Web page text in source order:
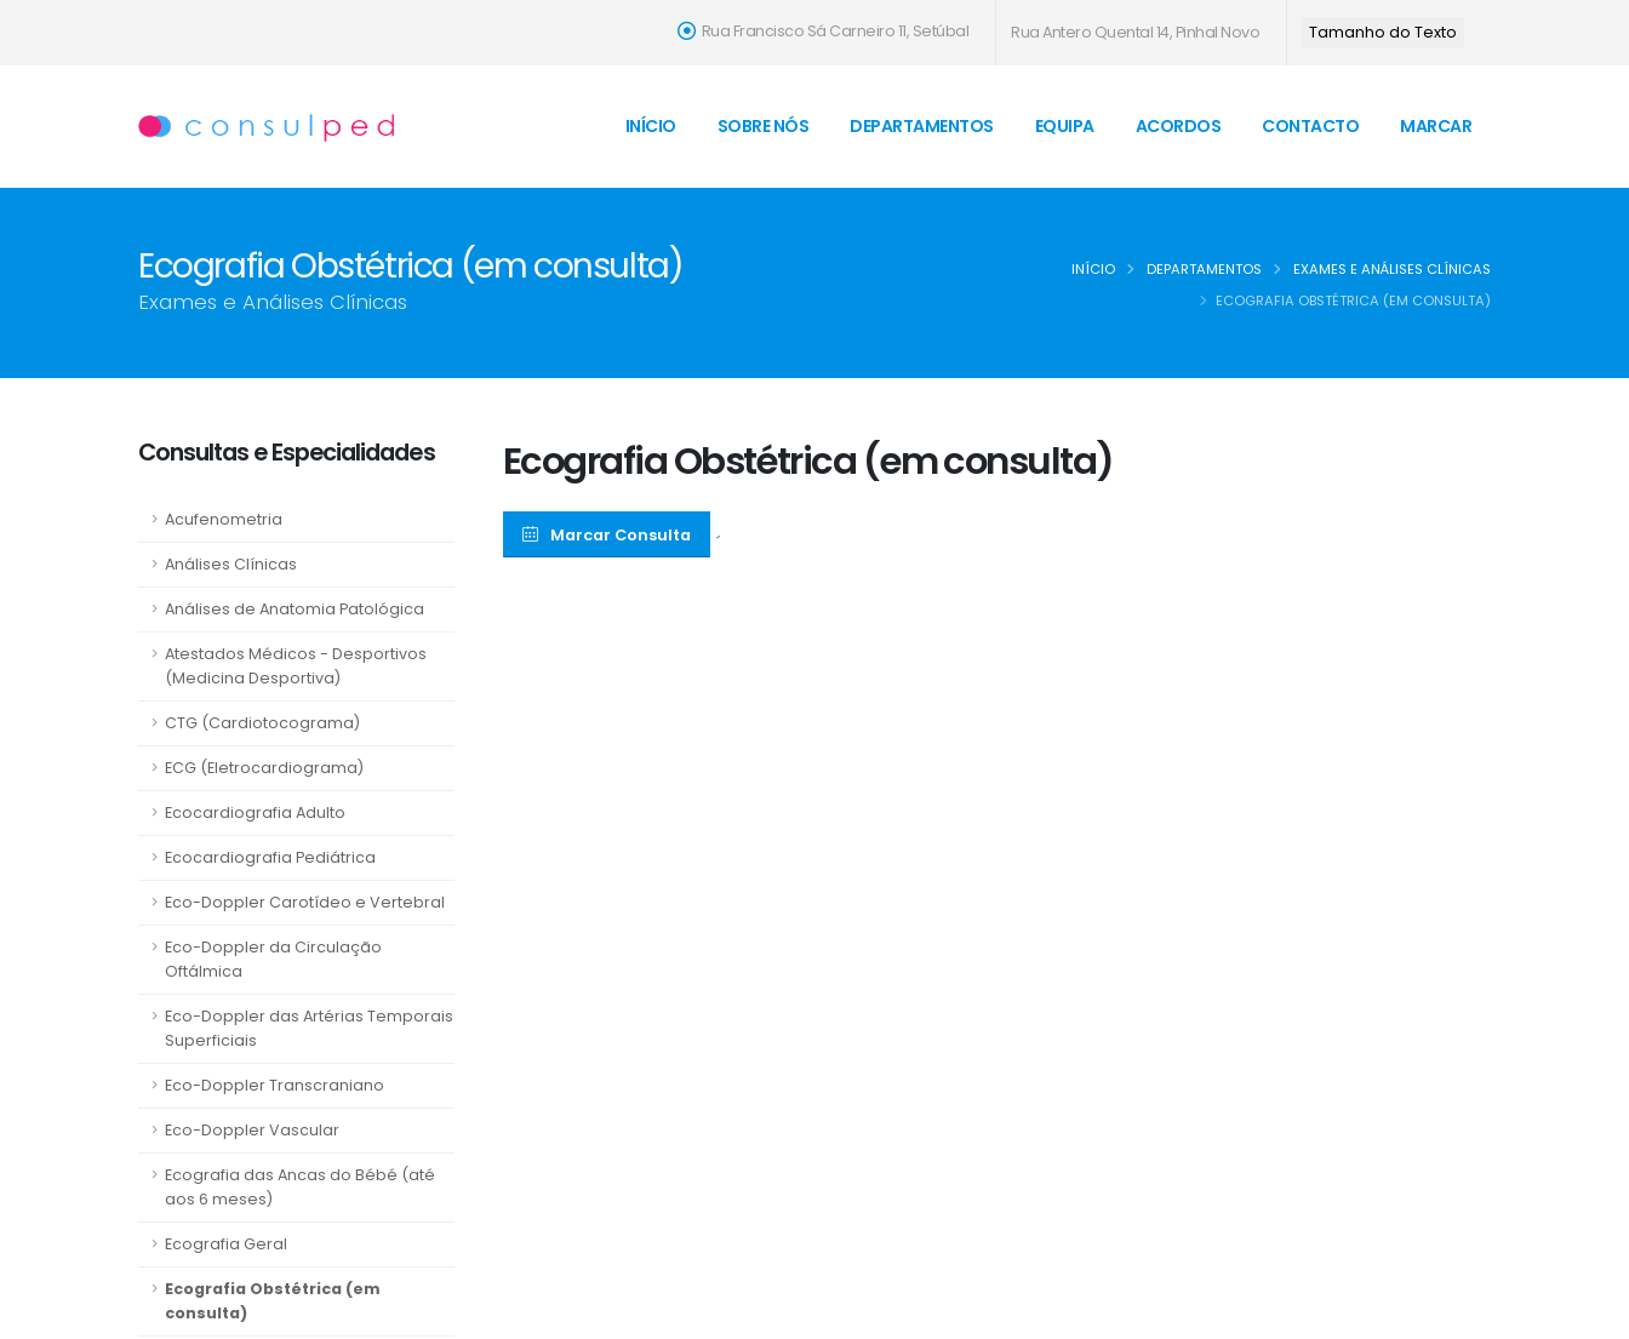
Rua Francisco Sá Carneiro 11, Setúbal Rua Antero Quental 14, Pinhal Novo Tamanho do Texto
INÍCIO SOBRE NÓS DEPARTAMENTOS EQUIPA ACORDOS CONTACTO MARCAR
Ecografia Obstétrica (em consulta)
Exames e Análises Clínicas
INÍCIO DEPARTAMENTOS
EXAMES E ANÁLISES CLÍNICAS
ECOGRAFIA OBSTÉTRICA (EM CONSULTA)
Consultas e Especialidades
Acufenometria
Análises Clínicas
Análises de Anatomia Patológica
Atestados Médicos - Desportivos
(Medicina Desportiva)
CTG (Cardiotocograma)
ECG (Eletrocardiograma)
Ecocardiografia Adulto
Ecocardiografia Pediátrica
Eco-Doppler Carotídeo e Vertebral
Eco-Doppler da Circulação
Oftálmica
Eco-Doppler das Artérias Temporais
Superficiais
Eco-Doppler Transcraniano
Eco-Doppler Vascular
Ecografia das Ancas do Bébé (até
aos 6 meses)
Ecografia Geral
Ecografia Obstétrica (em
consulta)
Ecografia Obstétrica (em consulta)
Marcar Consulta ´